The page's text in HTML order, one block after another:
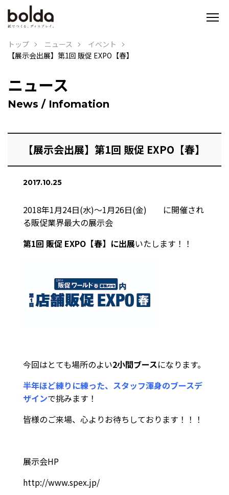
トップ ニュース
イベント
【展示会出展】第1回 販促 EXPO【春】
ニュース
News / Infomation
【展示会出展】第1回 販促 EXPO【春】
2017.10.25
2018年1月24日(水)～1月26日(金) に開催され
る販促業界最大の展示会
第1回 販促 EXPO【春】に出展いたします！！
今回はとても場所のよい2小間ブースになります。
半年ほど練りに練った、スタッフ渾身のブースデ
ザインで挑みます！
皆様のご来場、心よりお待ちしております！！！
展示会HP
http://www.spex.jp/